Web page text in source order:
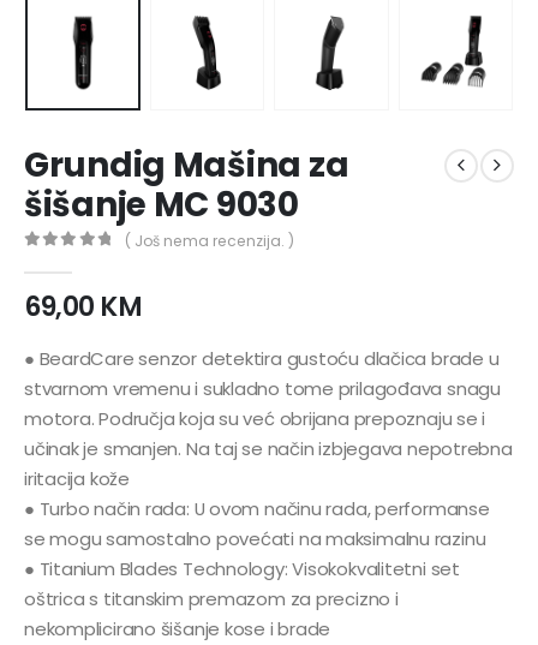
Grundig Mašina za
šišanje MC 9030
( Još nema recenzija. )
69,00 KM
● BeardCare senzor detektira gustoću dlačica brade u
stvarnom vremenu i sukladno tome prilagođava snagu
motora. Područja koja su već obrijana prepoznaju se i
učinak je smanjen. Na taj se način izbjegava nepotrebna
iritacija kože
● Turbo način rada: U ovom načinu rada, performanse
se mogu samostalno povećati na maksimalnu razinu
● Titanium Blades Technology: Visokokvalitetni set
oštrica s titanskim premazom za precizno i ​​
nekomplicirano šišanje kose i brade